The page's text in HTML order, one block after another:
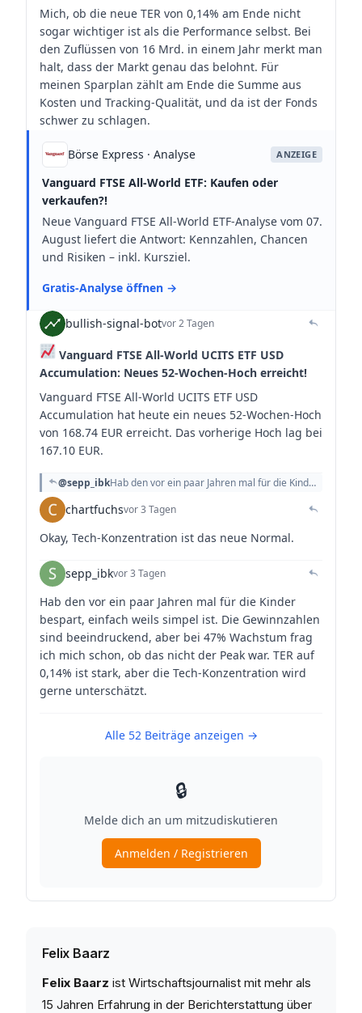
Felix Baarz
Felix Baarz ist Wirtschaftsjournalist mit mehr als
15 Jahren Erfahrung in der Berichterstattung über